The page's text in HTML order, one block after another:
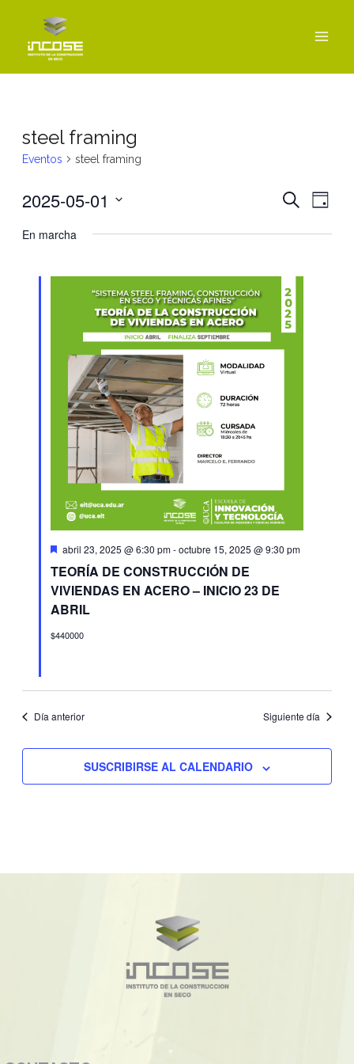
contenido
steel framing
Eventos steel framing
y
vistas
de
Eventos
BUSCAR
DÍA
2025-05-01
fecha.
En marcha
Destacado
abril 23, 2025 @ 6:30 pm-octubre 15, 2025 @ 9:30 pm
TEORÍA DE CONSTRUCCIÓN DE
VIVIENDAS EN ACERO – INICIO 23 DE
ABRIL
$440000
Día anterior Siguiente día
SUSCRIBIRSE AL CALENDARIO